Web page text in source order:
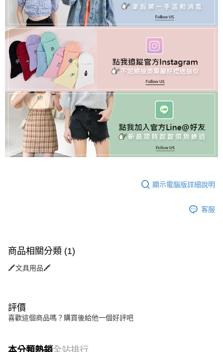
顯示電腦版詳細說明
客服
商品相關分類 (1)
🖍️文具用品🖍️
評價
喜歡這個商品嗎？購買後給他一個好評吧
本分類熱銷全站排行